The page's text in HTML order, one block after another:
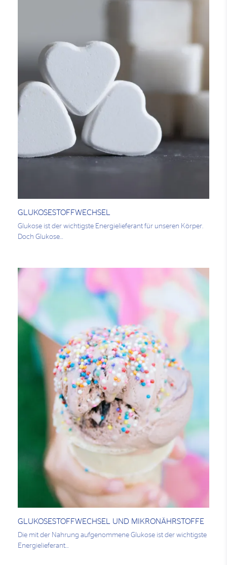
GLUKOSESTOFFWECHSEL
Glukose ist der wichtigste Energielieferant für unseren Körper.
Doch Glukose…
GLUKOSESTOFFWECHSEL UND MIKRONÄHRSTOFFE
Die mit der Nahrung aufgenommene Glukose ist der wichtigste
Energielieferant…